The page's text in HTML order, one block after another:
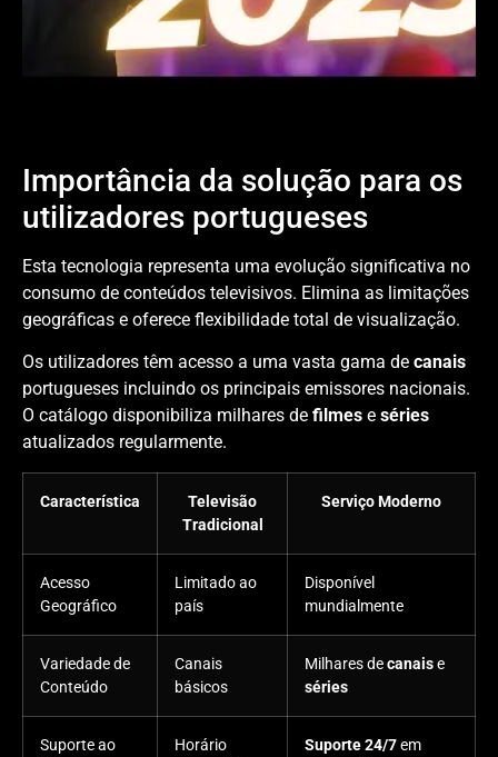
Importância da solução para os
utilizadores portugueses
Esta tecnologia representa uma evolução significativa no
consumo de conteúdos televisivos. Elimina as limitações
geográficas e oferece flexibilidade total de visualização.
Os utilizadores têm acesso a uma vasta gama de canais
portugueses incluindo os principais emissores nacionais.
O catálogo disponibiliza milhares de filmes e séries
atualizados regularmente.
Característica
Televisão
Tradicional
Serviço Moderno
Acesso
Geográfico
Limitado ao
país
Disponível
mundialmente
Variedade de
Conteúdo
Canais
básicos
Milhares decanaise
séries
Suporte ao
Horário
Suporte 24/7em